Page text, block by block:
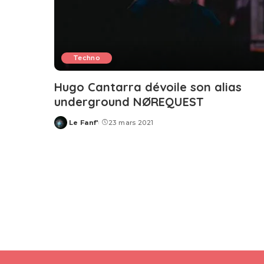
Techno
Hugo Cantarra dévoile son alias
underground NØREQUEST
Posted
Le Fanf' 23 mars 2021